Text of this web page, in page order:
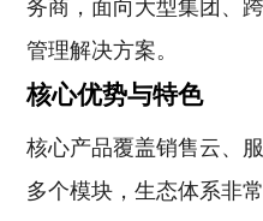
务商，面向大型集团、
管理解决方案。
核心优势与特色
核心产品覆盖销售云、
多个模块，生态体系非